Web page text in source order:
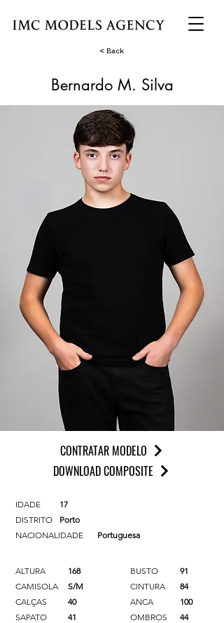
< Back
Bernardo M. Silva
CONTRATAR MODELO
DOWNLOAD COMPOSITE
IDADE
17
DISTRITO
Porto
NACIONALIDADE
Portuguesa
ALTURA
168
CAMISOLA
S/M
CALÇAS
40
SAPATO
41
BUSTO
91
CINTURA
84
ANCA
100
OMBROS
44